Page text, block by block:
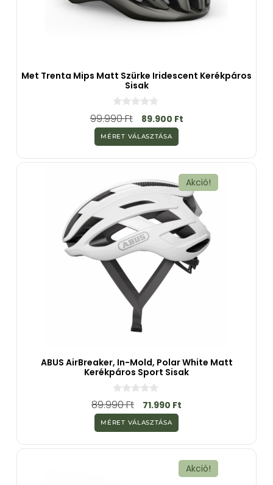
Met Trenta Mips Matt Szürke Iridescent Kerékpáros
Sisak
0
a
5
-
b
ő
99.990Ft 89.900 Ft
MÉRET VÁLASZTÁSA
Akció!
ABUS AirBreaker, In-Mold, Polar White Matt
Kerékpáros Sport Sisak
0
a
5
-
b
ő
89.990Ft 71.990 Ft
MÉRET VÁLASZTÁSA
Akció!